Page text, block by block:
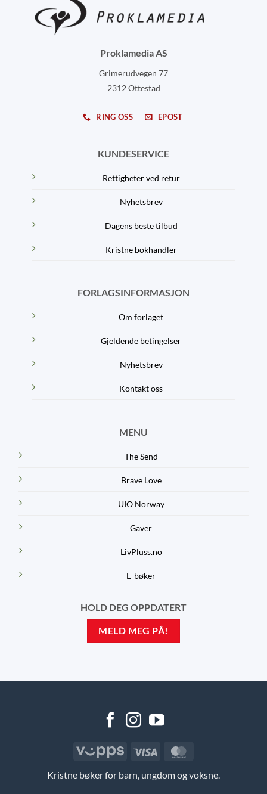
Proklamedia AS
Grimerudvegen 77
2312 Ottestad
RING OSS EPOST
KUNDESERVICE
Rettigheter ved retur
Nyhetsbrev
Dagens beste tilbud
Kristne bokhandler
FORLAGSINFORMASJON
Om forlaget
Gjeldende betingelser
Nyhetsbrev
Kontakt oss
MENU
The Send
Brave Love
UIO Norway
Gaver
LivPluss.no
E-bøker
HOLD DEG OPPDATERT
MELD MEG PÅ!
Kristne bøker for barn, ungdom og voksne.
Vipps Visa